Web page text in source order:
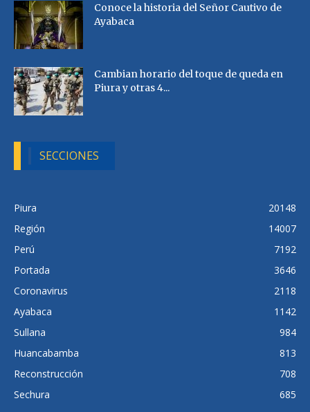
Conoce la historia del Señor Cautivo de
Ayabaca
Cambian horario del toque de queda en
Piura y otras 4...
SECCIONES
Piura
20148
Región
14007
Perú
7192
Portada
3646
Coronavirus
2118
Ayabaca
1142
Sullana
984
Huancabamba
813
Reconstrucción
708
Sechura
685